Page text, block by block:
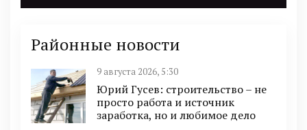
Районные новости
9 августа 2026, 5:30
Юрий Гусев: строительство – не
просто работа и источник
заработка, но и любимое дело